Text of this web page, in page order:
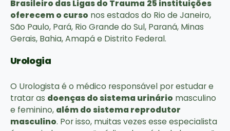
Brasileiro das Ligas do Trauma 25 instituições
oferecem o curso nos estados do Rio de Janeiro,
São Paulo, Pará, Rio Grande do Sul, Paraná, Minas
Gerais, Bahia, Amapá e Distrito Federal.
Urologia
O Urologista é o médico responsável por estudar e
tratar as doenças do sistema urinário masculino
e feminino, além do sistema reprodutor
masculino. Por isso, muitas vezes esse especialista